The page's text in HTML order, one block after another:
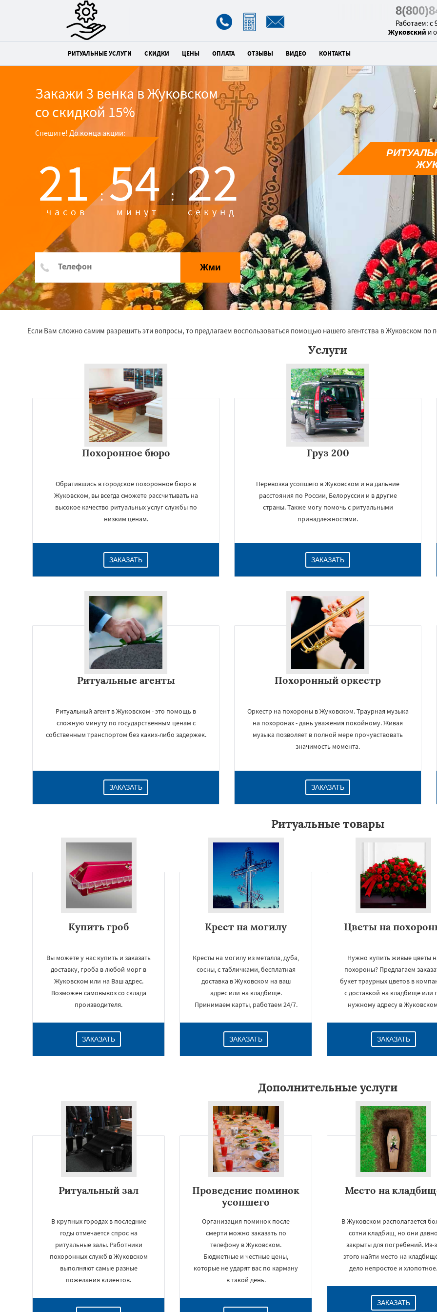
Работаем: с
Жуковский и
РИТУАЛЬНЫЕ УСЛУГИ СКИДКИ ЦЕНЫ ОПЛАТА ОТЗЫВЫ ВИДЕО КОНТАКТЫ
Закажи 3 венка в Жуковском
со скидкой 15%
Спешите! До конца акции:
21 :
часов 54 :
минут 20
секунд
Жми
Если Вам сложно самим разрешить эти вопросы, то предлагаем воспользоваться помощью нашего агентства в Жуковском по
Услуги
Похоронное бюро
Обратившись в городское похоронное бюро в
Жуковском, вы всегда сможете рассчитывать на
высокое качество ритуальных услуг службы по
низким ценам.
ЗАКАЗАТЬ
Груз 200
Перевозка усопшего в Жуковском и на дальние
расстояния по России, Белоруссии и в другие
страны. Также могу помочь с ритуальными
принадлежностями.
ЗАКАЗАТЬ
Ритуальные агенты
Ритуальный агент в Жуковском - это помощь в
сложную минуту по государственным ценам с
собственным транспортом без каких-либо задержек.
ЗАКАЗАТЬ
Похоронный оркестр
Оркестр на похороны в Жуковском. Траурная музыка
на похоронах - дань уважения покойному. Живая
музыка позволяет в полной мере прочувствовать
значимость момента.
ЗАКАЗАТЬ
Ритуальные товары
Купить гроб
Вы можете у нас купить и заказать
доставку, гроба в любой морг в
Жуковском или на Ваш адрес.
Возможен самовывоз со склада
производителя.
ЗАКАЗАТЬ
Крест на могилу
Кресты на могилу из металла, дуба,
сосны, с табличками, бесплатная
доставка в Жуковском на ваш
адрес или на кладбище.
Принимаем карты, работаем 24/7.
ЗАКАЗАТЬ
Цветы на
Нужно купить живые цветы
похороны? Предлагаем
букет траурных цветов в
с доставкой на кладбище или
нужному адресу в
ЗАКАЗАТЬ
Дополнительные услуги
Ритуальный зал
В крупных городах в последние
годы отмечается спрос на
ритуальные залы. Работники
похоронных служб в Жуковском
выполняют самые разные
пожелания клиентов.
Проведение поминок
усопшего
Организация поминок после
смерти можно заказать по
телефону в Жуковском.
Бюджетные и честные цены,
которые не ударят вас по карману
в такой день.
Место на
В Жуковском располагается
сотни кладбищ, но они
закрыты для погребений. Из-
этого найти место на
дело непростое и
ЗАКАЗАТЬ
Даю согласие на обработку персональных данных